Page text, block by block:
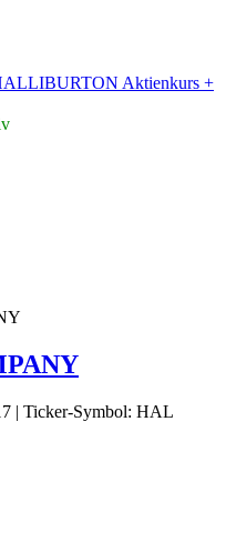
Aktienkurs +
| Ticker-Symbol: HAL